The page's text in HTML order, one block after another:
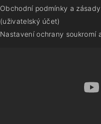
Obchodní podmínky a
(uživatelský účet)
Nastavení ochrany soukromí